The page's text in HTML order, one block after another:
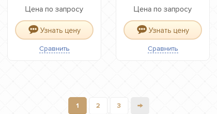
Цена по запросу
Узнать цену
Сравнить
Цена по запросу
Узнать цену
Сравнить
1 2 3 →